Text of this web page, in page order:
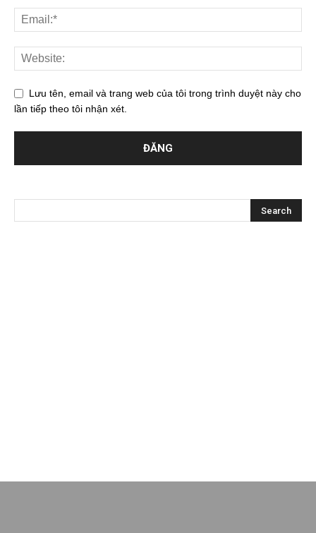
Lưu tên, email và trang web của tôi trong trình duyệt này cho
lần tiếp theo tôi nhận xét.